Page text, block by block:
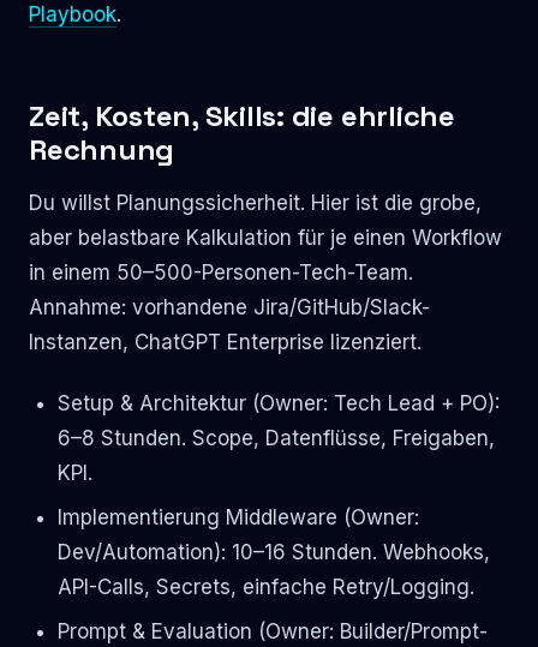
Playbook.
Zeit, Kosten, Skills: die ehrliche
Rechnung
Du willst Planungssicherheit. Hier ist die grobe,
aber belastbare Kalkulation für je einen Workflow
in einem 50–500-Personen-Tech-Team.
Annahme: vorhandene Jira/GitHub/Slack-
Instanzen, ChatGPT Enterprise lizenziert.
Setup & Architektur (Owner: Tech Lead + PO):
6–8 Stunden. Scope, Datenflüsse, Freigaben,
KPI.
Implementierung Middleware (Owner:
Dev/Automation): 10–16 Stunden. Webhooks,
API-Calls, Secrets, einfache Retry/Logging.
Prompt & Evaluation (Owner: Builder/Prompt-